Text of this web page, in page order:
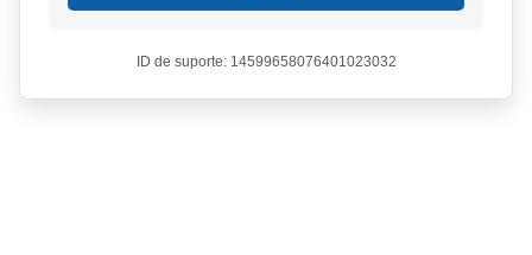
ID de suporte: 14599658076401023032